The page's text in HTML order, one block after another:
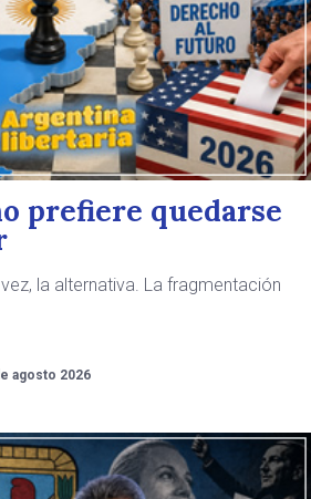
prefiere quedarse
la alternativa. La fragmentación
agosto 2026